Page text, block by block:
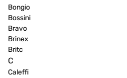
Bongio
Bossini
Bravo
Brinex
Britc
C
Caleffi